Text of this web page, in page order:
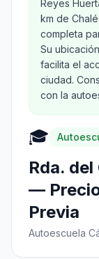
Reyes
km de
completa
Su
facilita el
ciudad.
con la
🎓
Rda. del
—
Previa
Autoescuela